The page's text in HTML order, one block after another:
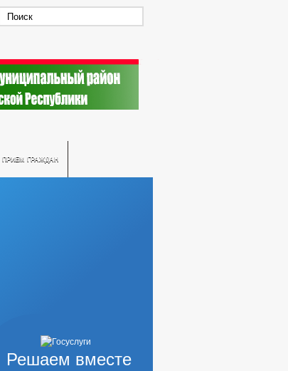
ПРИЕМ ГРАЖДАН
Решаем вместе